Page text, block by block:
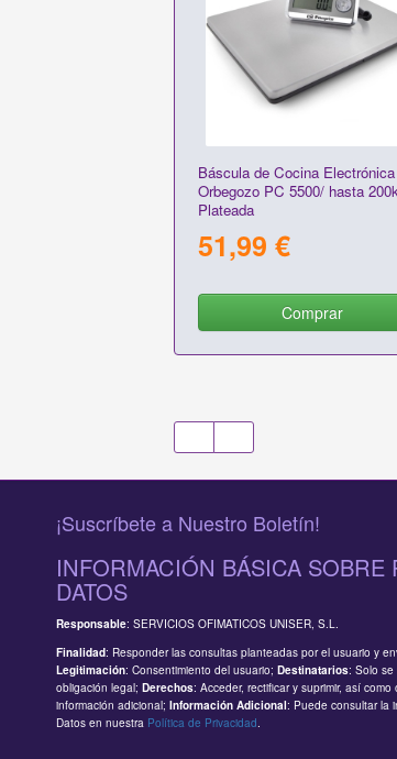
Báscula de Cocina Electrónica
Orbegozo PC 5500/ hasta
Plateada
51,99 €
Comprar
¡Suscríbete a Nuestro Boletín!
INFORMACIÓN BÁSICA SOBRE
DATOS
Responsable: SERVICIOS OFIMATICOS UNISER, S.L.
Finalidad: Responder las consultas planteadas por el usuario y
Legitimación: Consentimiento del usuario; Destinatarios: Solo se
obligación legal; Derechos: Acceder, rectificar y suprimir, así
información adicional; Información Adicional: Puede consultar la
Datos en nuestra Política de Privacidad.